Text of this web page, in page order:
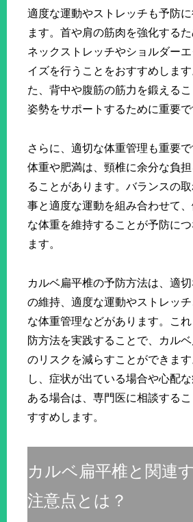
適度な運動やストレッチも予防に
ます。首や肩の筋肉を強化するた
ネックストレッチやショルダー
イズを行うことをおすすめします
た、背中や腹筋の筋力を鍛えるこ
姿勢をサポートするために重要で
さらに、適切な体重管理も重要
体重や肥満は、頸椎に余分な負
ることがあります。バランスの
事と適度な運動を組み合わせて
な体重を維持することが予防につ
ます。
カルベ扁平椎の予防方法は、適
の維持、適度な運動やストレッ
な体重管理などがあります。こ
防方法を実践することで、カル
のリスクを減らすことができま
し、症状が出ている場合や心配
ある場合は、専門医に相談する
すすめします。
カルベ扁平椎と関連
注意点とは？